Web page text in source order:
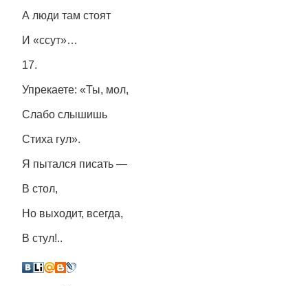
А люди там стоят
И «ссут»…
17.
Упрекаете: «Ты, мол,
Слабо слышишь
Стиха гул».
Я пытался писать —
В стол,
Но выходит, всегда,
В стул!..